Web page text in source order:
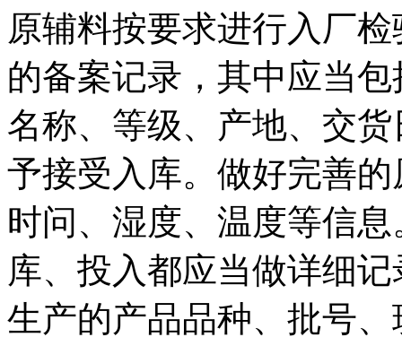
原辅料按要求进行入厂
的备案记录，其中应当
名称、等级、产地、交
予接受入库。做好完善
时问、湿度、温度等信
库、投入都应当做详细
生产的产品品种、批号